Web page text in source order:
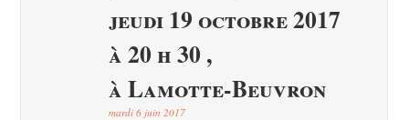
jeudi 19 octobre 2017
à 20 h 30 ,
à Lamotte-Beuvron
mardi 6 juin 2017